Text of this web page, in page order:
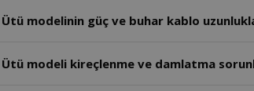
modelinin güç ve buhar kablo
modeli kireçlenme ve damlatma